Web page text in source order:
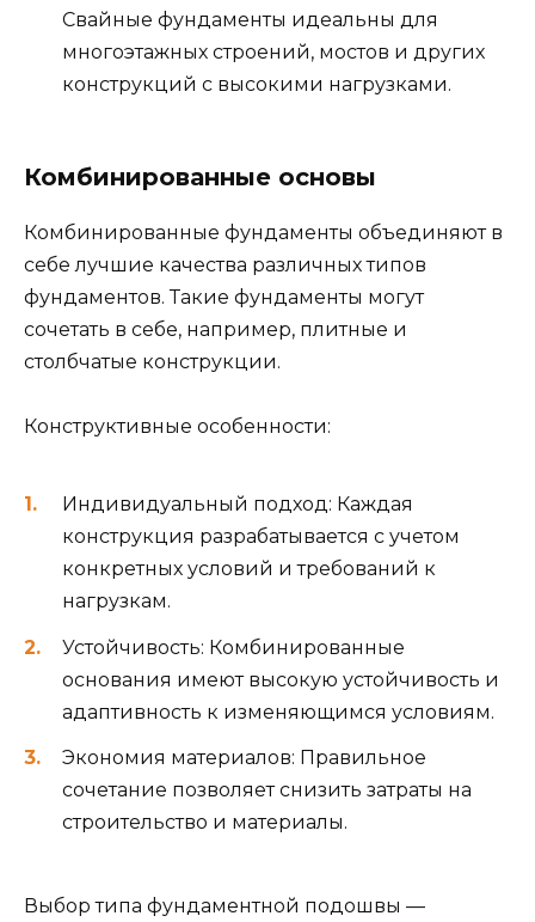
Свайные фундаменты идеальны для
многоэтажных строений, мостов и других
конструкций с высокими нагрузками.
Комбинированные основы
Комбинированные фундаменты объединяют в
себе лучшие качества различных типов
фундаментов. Такие фундаменты могут
сочетать в себе, например, плитные и
столбчатые конструкции.
Конструктивные особенности:
Индивидуальный подход: Каждая
конструкция разрабатывается с учетом
конкретных условий и требований к
нагрузкам.
Устойчивость: Комбинированные
основания имеют высокую устойчивость и
адаптивность к изменяющимся условиям.
Экономия материалов: Правильное
сочетание позволяет снизить затраты на
строительство и материалы.
Выбор типа фундаментной подошвы —